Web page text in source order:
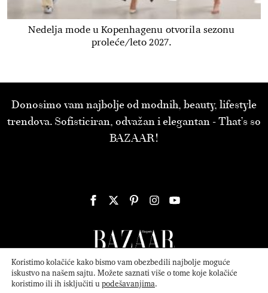
Nedelja mode u Kopenhagenu otvorila sezonu
proleće/leto 2027.
Donosimo vam najbolje od modnih, beauty, lifestyle
trendova. Sofisticiran, odvažan i elegantan - That’s so
BAZAAR!
© 2026ATTICA MEDIASerbia, Inc. All Rights Reserved.
Koristimo kolačiće kako bismo vam obezbedili najbolje moguće
iskustvo na našem sajtu. Možete saznati više o tome koje kolačiće
koristimo ili ih isključiti upodešavanjima.